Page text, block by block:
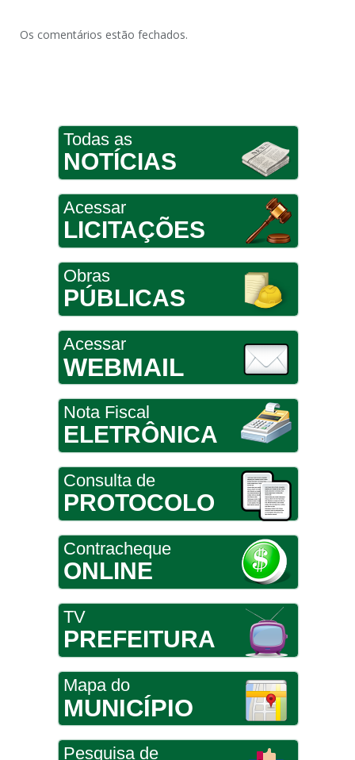
Os comentários estão fechados.
Todas as
NOTÍCIAS
Acessar
LICITAÇÕES
Obras
PÚBLICAS
Acessar
WEBMAIL
Nota Fiscal
ELETRÔNICA
Consulta de
PROTOCOLO
Contracheque
ONLINE
TV
PREFEITURA
Mapa do
MUNICÍPIO
Pesquisa de